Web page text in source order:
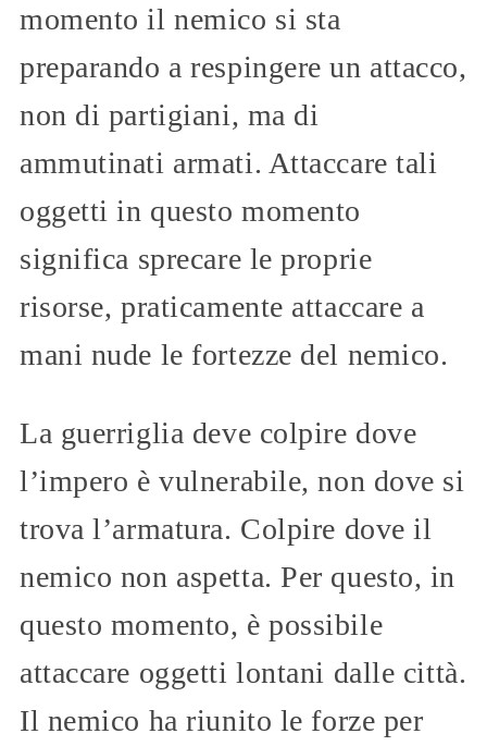
momento il nemico si sta
preparando a respingere un attacco,
non di partigiani, ma di
ammutinati armati. Attaccare tali
oggetti in questo momento
significa sprecare le proprie
risorse, praticamente attaccare a
mani nude le fortezze del nemico.
La guerriglia deve colpire dove
l’impero è vulnerabile, non dove si
trova l’armatura. Colpire dove il
nemico non aspetta. Per questo, in
questo momento, è possibile
attaccare oggetti lontani dalle città.
Il nemico ha riunito le forze per